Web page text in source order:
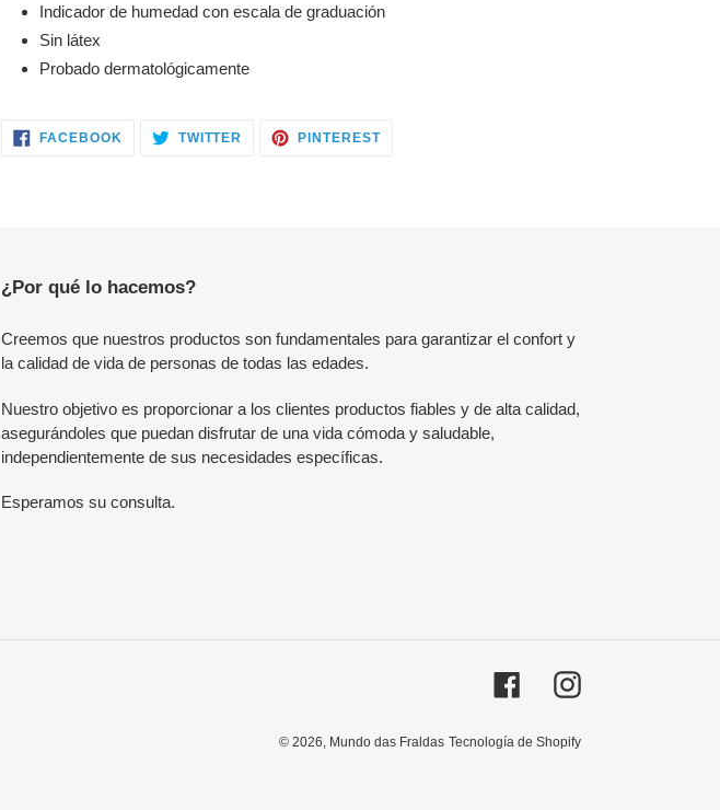
Indicador de humedad con escala de graduación
Sin látex
Probado dermatológicamente
FACEBOOK COMPARTIR
EN
TWITTER COMPARTIRPINTERESTCOMPARTIR
¿Por qué lo hacemos?
Creemos que nuestros productos son fundamentales para garantizar el confort y
la calidad de vida de personas de todas las edades.
Nuestro objetivo es proporcionar a los clientes productos fiables y de alta calidad,
asegurándoles que puedan disfrutar de una vida cómoda y saludable,
independientemente de sus necesidades específicas.
Esperamos su consulta.
FacebookInstagram
© 2026, Mundo das Fraldas Tecnología de Shopify